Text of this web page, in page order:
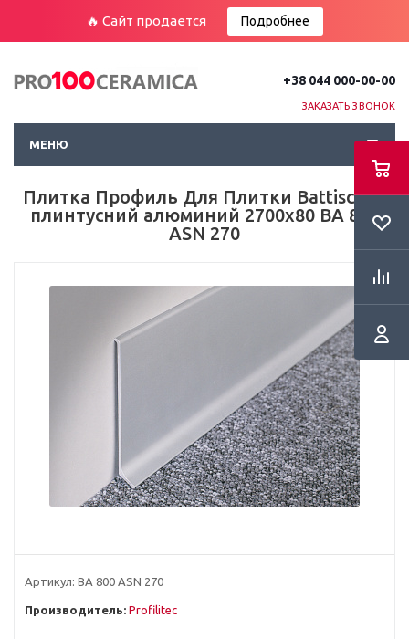
🔥 Сайт продается Подробнее
+38 044 000-00-00
ЗАКАЗАТЬ ЗВОНОК
МЕНЮ
Плитка Профиль Для Плитки Battiscopa
плинтусний алюминий 2700х80 BA 800
ASN 270
Артикул: BA 800 ASN 270
Производитель: Profilitec